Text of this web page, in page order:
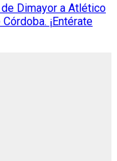
de Dimayor a Atlético
¡Entérate